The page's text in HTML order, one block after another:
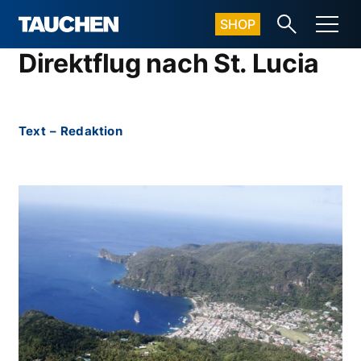
SHOP
Direktflug nach St. Lucia
Text – Redaktion